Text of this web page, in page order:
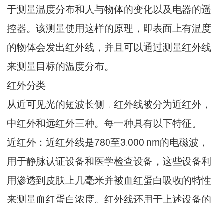
于测量温度分布和人与物体的变化以及电器的遥
控器。该测量使用这样的原理，即表面上有温度
的物体会发出红外线，并且可以通过测量红外线
来测量目标的温度分布。
红外分类
从近可见光的短波长侧，红外线被分为近红外，
中红外和远红外三种。每一种具有以下特征。
近红外：近红外线是780至3,000 nm的电磁波，
用于静脉认证设备和医学检查设备，这些设备利
用渗透到皮肤上几毫米并被血红蛋白吸收的特性
来测量血红蛋白浓度。红外线还用于上述设备的